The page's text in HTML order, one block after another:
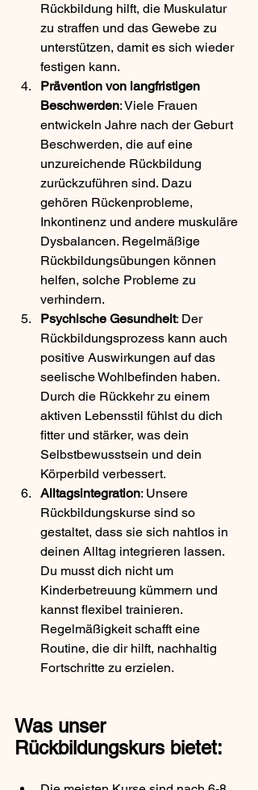
Rückbildung hilft, die Muskulatur
zu straffen und das Gewebe zu
unterstützen, damit es sich wieder
festigen kann.
Prävention von langfristigen
Beschwerden: Viele Frauen
entwickeln Jahre nach der Geburt
Beschwerden, die auf eine
unzureichende Rückbildung
zurückzuführen sind. Dazu
gehören Rückenprobleme,
Inkontinenz und andere muskuläre
Dysbalancen. Regelmäßige
Rückbildungsübungen können
helfen, solche Probleme zu
verhindern.
Psychische Gesundheit: Der
Rückbildungsprozess kann auch
positive Auswirkungen auf das
seelische Wohlbefinden haben.
Durch die Rückkehr zu einem
aktiven Lebensstil fühlst du dich
fitter und stärker, was dein
Selbstbewusstsein und dein
Körperbild verbessert.
Alltagsintegration: Unsere
Rückbildungskurse sind so
gestaltet, dass sie sich nahtlos in
deinen Alltag integrieren lassen.
Du musst dich nicht um
Kinderbetreuung kümmern und
kannst flexibel trainieren.
Regelmäßigkeit schafft eine
Routine, die dir hilft, nachhaltig
Fortschritte zu erzielen.
Was unser
Rückbildungskurs bietet: